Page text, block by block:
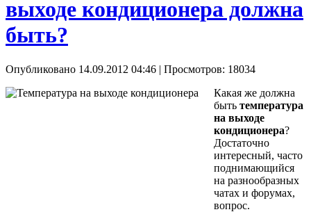
выходе кондиционера должна
быть?
Опубликовано 14.09.2012 04:46 | Просмотров: 18034
Какая же должна
быть температура
на выходе
кондиционера?
Достаточно
интересный, часто
поднимающийся
на разнообразных
чатах и форумах,
вопрос.